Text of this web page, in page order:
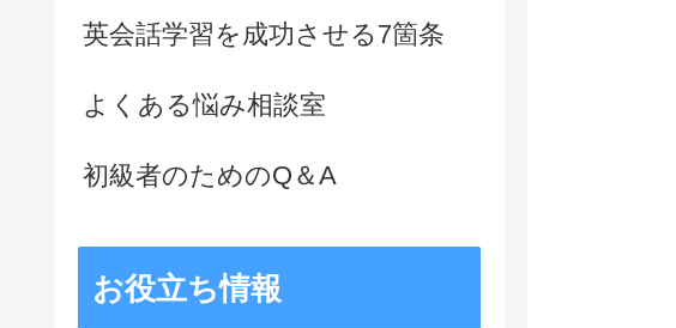
英会話学習を成功させる7箇条
よくある悩み相談室
初級者のためのQ＆A
お役立ち情報